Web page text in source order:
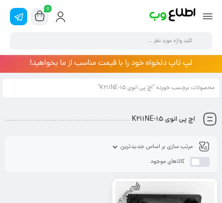
0
لپ تاپ دلخواه خود را با قیمت مناسب از ما بخواهید!
محصولات برچسب خورده “اچ پی انوی 15-K211NE”
اچ پی انوی 15-K211NE
کالاهای موجود